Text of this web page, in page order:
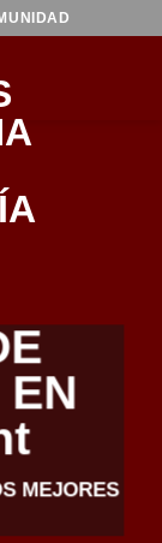
EN
MEJORES